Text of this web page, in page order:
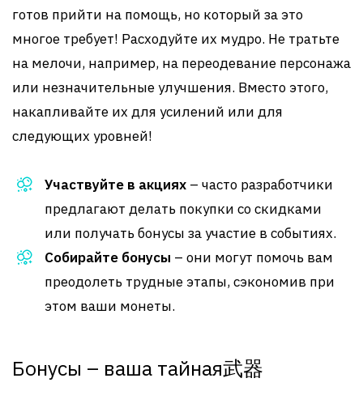
готов прийти на помощь, но который за это
многое требует! Расходуйте их мудро. Не тратьте
на мелочи, например, на переодевание персонажа
или незначительные улучшения. Вместо этого,
накапливайте их для усилений или для
следующих уровней!
Участвуйте в акциях – часто разработчики
предлагают делать покупки со скидками
или получать бонусы за участие в событиях.
Собирайте бонусы – они могут помочь вам
преодолеть трудные этапы, сэкономив при
этом ваши монеты.
Бонусы – ваша тайная武器